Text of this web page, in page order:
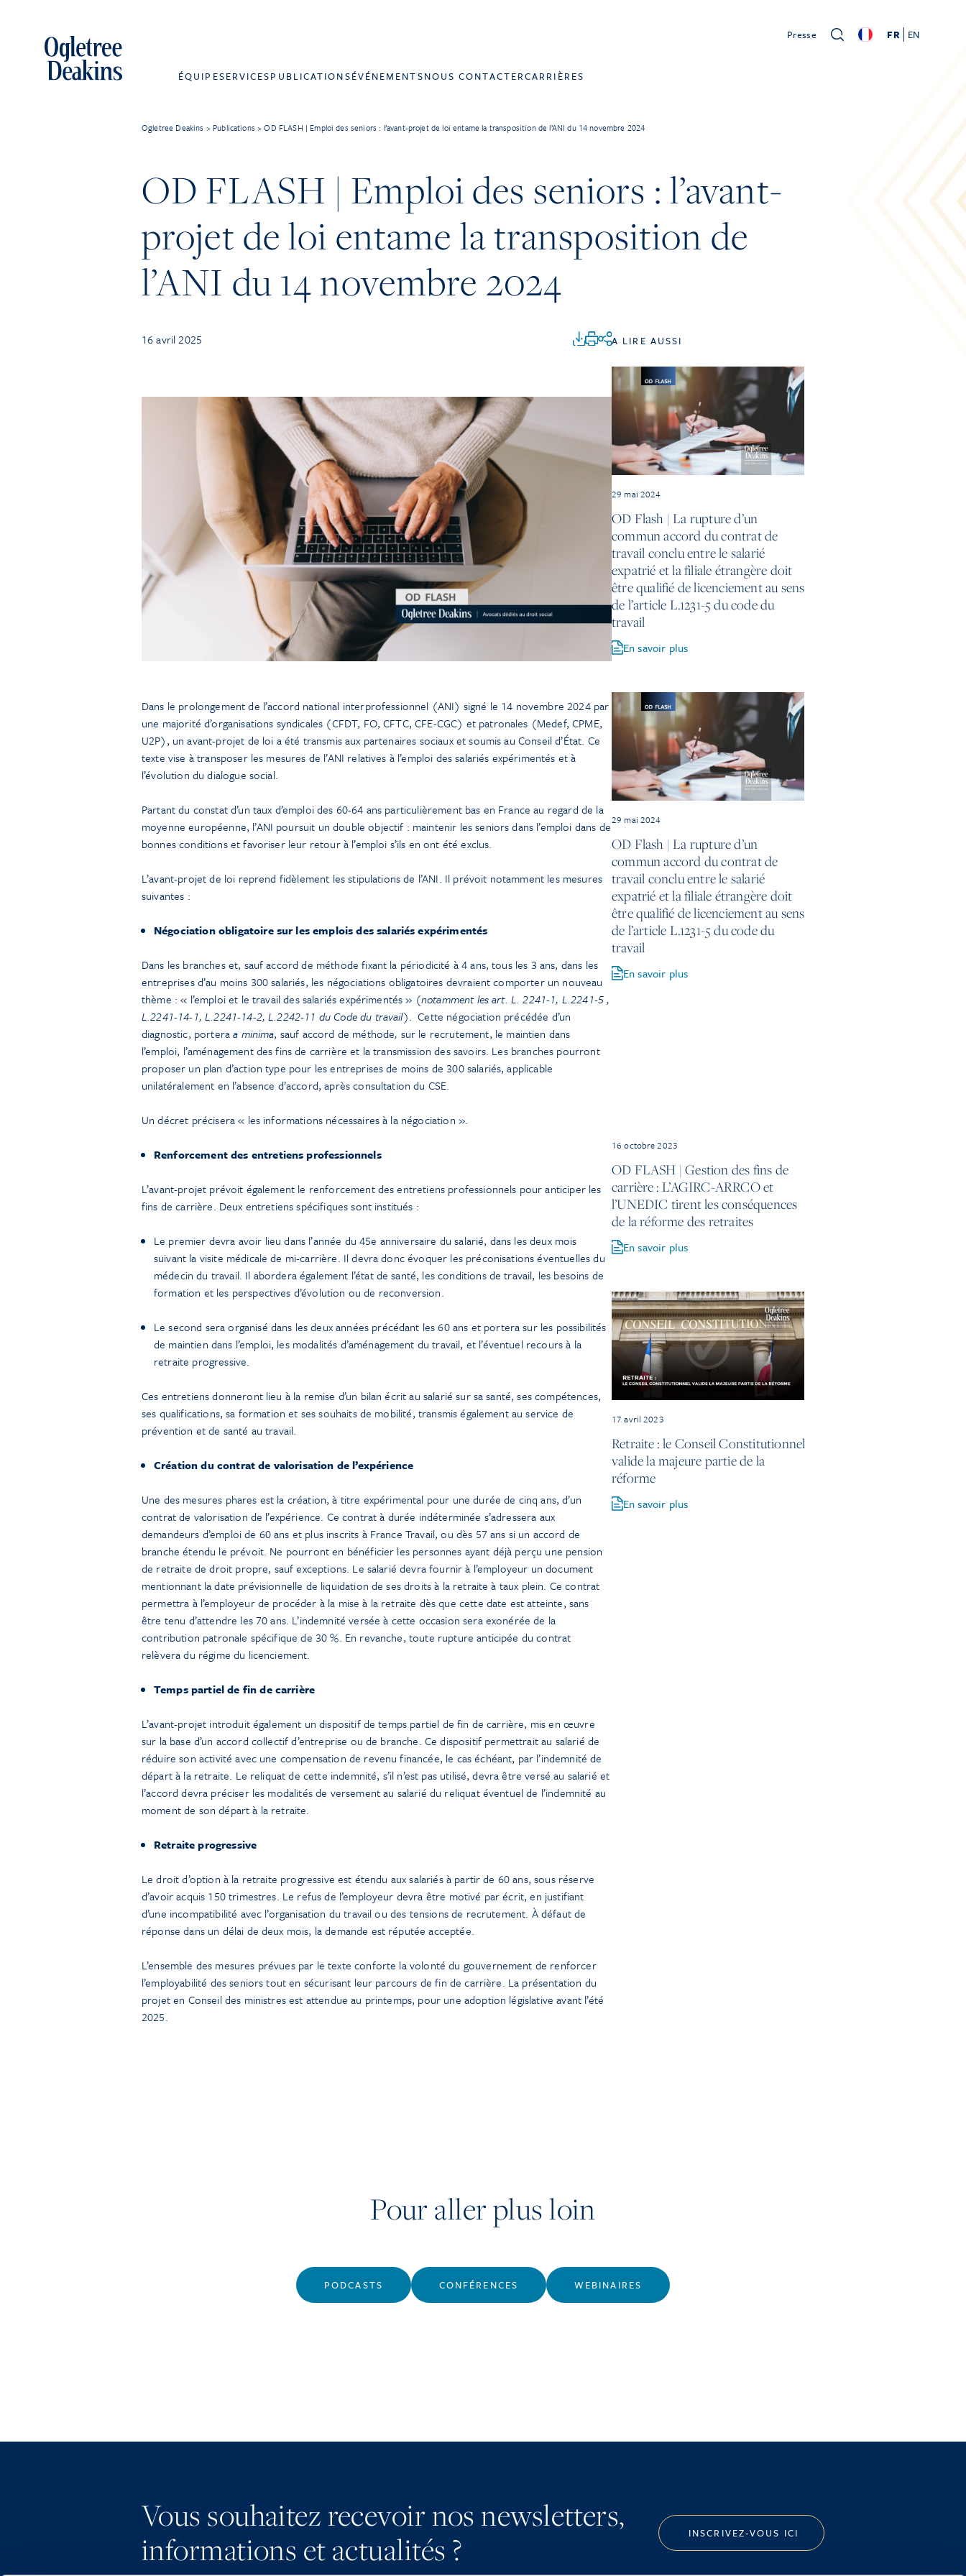
Presse FR EN
ÉQUIPESERVICESPUBLICATIONSÉVÉNEMENTSNOUS CONTACTERCARRIÈRES
Ogletree Deakins > Publications >OD FLASH | Emploi des seniors : l’avant-projet de loi entame la transposition de l’ANI du 14 novembre 2024
OD FLASH | Emploi des seniors : l’avant-
projet de loi entame la transposition de
l’ANI du 14 novembre 2024
16 avril 2025
Dans le prolongement de l’accord national interprofessionnel (ANI) signé le 14 novembre 2024 par
une majorité d’organisations syndicales (CFDT, FO, CFTC, CFE-CGC) et patronales (Medef, CPME,
U2P), un avant-projet de loi a été transmis aux partenaires sociaux et soumis au Conseil d’État. Ce
texte vise à transposer les mesures de l’ANI relatives à l’emploi des salariés expérimentés et à
l’évolution du dialogue social.
Partant du constat d’un taux d’emploi des 60-64 ans particulièrement bas en France au regard de la
moyenne européenne, l’ANI poursuit un double objectif : maintenir les seniors dans l’emploi dans de
bonnes conditions et favoriser leur retour à l’emploi s’ils en ont été exclus.
L’avant-projet de loi reprend fidèlement les stipulations de l’ANI. Il prévoit notamment les mesures
suivantes :
Négociation obligatoire sur les emplois des salariés expérimentés
Dans les branches et, sauf accord de méthode fixant la périodicité à 4 ans, tous les 3 ans, dans les
entreprises d’au moins 300 salariés, les négociations obligatoires devraient comporter un nouveau
thème : « l’emploi et le travail des salariés expérimentés » (notamment les art. L. 2241-1, L.2241-5 ,
L.2241-14-1, L.2241-14-2, L.2242-11 du Code du travail). Cette négociation précédée d’un
diagnostic, porteraa minima, sauf accord de méthode, sur le recrutement, le maintien dans
l’emploi, l’aménagement des fins de carrière et la transmission des savoirs. Les branches pourront
proposer un plan d’action type pour les entreprises de moins de 300 salariés, applicable
unilatéralement en l’absence d’accord, après consultation du CSE.
Un décret précisera « les informations nécessaires à la négociation ».
Renforcement des entretiens professionnels
L’avant-projet prévoit également le renforcement des entretiens professionnels pour anticiper les
fins de carrière. Deux entretiens spécifiques sont institués :
Le premier devra avoir lieu dans l’année du 45e anniversaire du salarié, dans les deux mois
suivant la visite médicale de mi-carrière. Il devra donc évoquer les préconisations éventuelles du
médecin du travail. Il abordera également l’état de santé, les conditions de travail, les besoins de
formation et les perspectives d’évolution ou de reconversion.
Le second sera organisé dans les deux années précédant les 60 ans et portera sur les possibilités
de maintien dans l’emploi, les modalités d’aménagement du travail, et l’éventuel recours à la
retraite progressive.
Ces entretiens donneront lieu à la remise d’un bilan écrit au salarié sur sa santé, ses compétences,
ses qualifications, sa formation et ses souhaits de mobilité, transmis également au service de
prévention et de santé au travail.
Création du contrat de valorisation de l’expérience
Une des mesures phares est la création, à titre expérimental pour une durée de cinq ans, d’un
contrat de valorisation de l’expérience. Ce contrat à durée indéterminée s’adressera aux
demandeurs d’emploi de 60 ans et plus inscrits à France Travail, ou dès 57 ans si un accord de
branche étendu le prévoit. Ne pourront en bénéficier les personnes ayant déjà perçu une pension
de retraite de droit propre, sauf exceptions. Le salarié devra fournir à l’employeur un document
mentionnant la date prévisionnelle de liquidation de ses droits à la retraite à taux plein. Ce contrat
permettra à l’employeur de procéder à la mise à la retraite dès que cette date est atteinte, sans
être tenu d’attendre les 70 ans. L’indemnité versée à cette occasion sera exonérée de la
contribution patronale spécifique de 30 %. En revanche, toute rupture anticipée du contrat
relèvera du régime du licenciement.
Temps partiel de fin de carrière
L’avant-projet introduit également un dispositif de temps partiel de fin de carrière, mis en œuvre
sur la base d’un accord collectif d’entreprise ou de branche. Ce dispositif permettrait au salarié de
réduire son activité avec une compensation de revenu financée, le cas échéant, par l’indemnité de
départ à la retraite. Le reliquat de cette indemnité, s’il n’est pas utilisé, devra être versé au salarié et
l’accord devra préciser les modalités de versement au salarié du reliquat éventuel de l’indemnité au
moment de son départ à la retraite.
Retraite progressive
Le droit d’option à la retraite progressive est étendu aux salariés à partir de 60 ans, sous réserve
d’avoir acquis 150 trimestres. Le refus de l’employeur devra être motivé par écrit, en justifiant
d’une incompatibilité avec l’organisation du travail ou des tensions de recrutement. À défaut de
réponse dans un délai de deux mois, la demande est réputée acceptée.
L’ensemble des mesures prévues par le texte conforte la volonté du gouvernement de renforcer
l’employabilité des seniors tout en sécurisant leur parcours de fin de carrière. La présentation du
projet en Conseil des ministres est attendue au printemps, pour une adoption législative avant l’été
2025.
A LIRE AUSSI
29 mai 2024
OD Flash | La rupture d’un
commun accord du contrat de
travail conclu entre le salarié
expatrié et la filiale étrangère doit
être qualifié de licenciement au sens
de l’article L.1231-5 du code du
travail
En savoir plus
29 mai 2024
OD Flash | La rupture d’un
commun accord du contrat de
travail conclu entre le salarié
expatrié et la filiale étrangère doit
être qualifié de licenciement au sens
de l’article L.1231-5 du code du
travail
En savoir plus
16 octobre 2023
OD FLASH | Gestion des fins de
carrière : L’AGIRC-ARRCO et
l’UNEDIC tirent les conséquences
de la réforme des retraites
En savoir plus
17 avril 2023
Retraite : le Conseil Constitutionnel
valide la majeure partie de la
réforme
En savoir plus
Pour aller plus loin
PODCASTS CONFÉRENCES WEBINAIRES
Vous souhaitez recevoir nos newsletters,
informations et actualités ?
INSCRIVEZ-VOUS ICI